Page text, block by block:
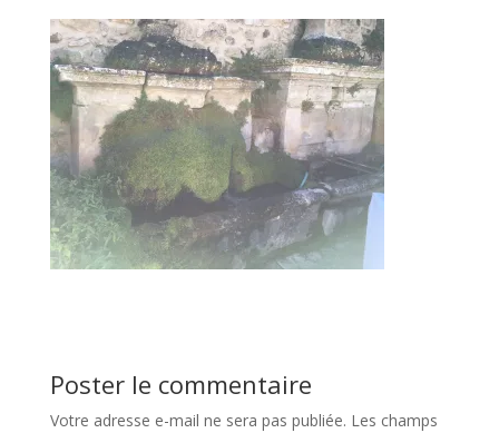
Poster le commentaire
Votre adresse e-mail ne sera pas publiée. Les champs